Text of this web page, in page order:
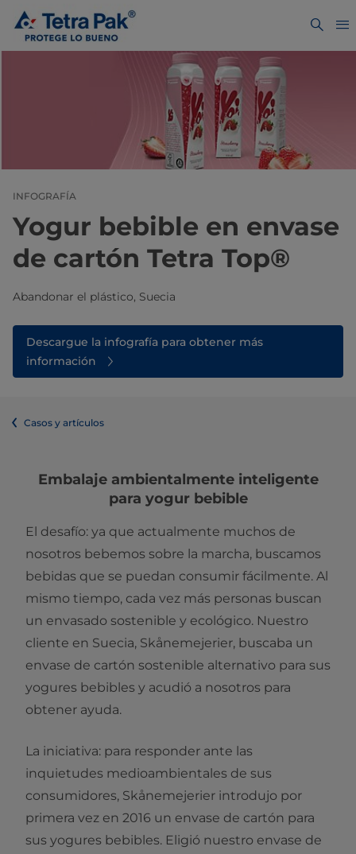
INFOGRAFÍA
Yogur bebible en envase
de cartón Tetra Top®
Abandonar el plástico, Suecia
Descargue la infografía para obtener más
información
Casos y artículos
Embalaje ambientalmente inteligente
para yogur bebible
El desafío: ya que actualmente muchos de
nosotros bebemos sobre la marcha, buscamos
bebidas que se puedan consumir fácilmente. Al
mismo tiempo, cada vez más personas buscan
un envasado sostenible y ecológico. Nuestro
cliente en Suecia, Skånemejerier, buscaba un
envase de cartón sostenible alternativo para sus
yogures bebibles y acudió a nosotros para
obtener ayuda.
La iniciativa: para responder ante las
inquietudes medioambientales de sus
consumidores, Skånemejerier introdujo por
primera vez en 2016 un envase de cartón para
sus yogures bebibles. Eligió nuestro envase de